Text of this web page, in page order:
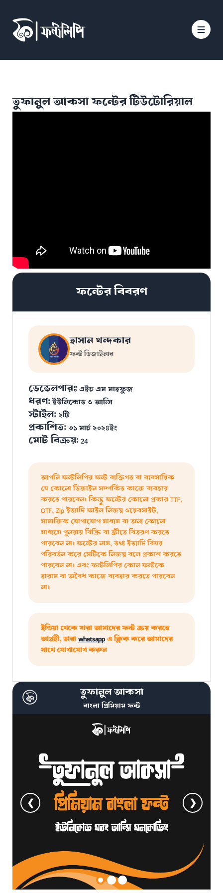
তুফানুল আকসা
বাংলা প্রিমিয়াম ফন্ট
❮ ❯
ফন্টের বিবরণ
হাসান খন্দকার
ফন্ট ডিজাইনার
ডেভেলপারঃ এইচ এম মাহফুজ
ধরণ:ইউনিকোড ও আন্সি
স্টাইল: ২টি
প্রকাশিত:৩১ মার্চ ২০২৪ইং
মোট বিক্রয়:24
আপনি ফন্টলিপির ফন্ট ব্যক্তিগত বা ব্যবসায়িক
যে কোনো ডিজাইন সম্পর্কিত কাজে ব্যবহার
করতে পারবেন। কিন্তু ফন্টের কোনো প্রকার TTF,
OTF, Zip ইত্যাদি ফাইল নিজস্ব ওয়েবসাইট,
সামাজিক যোগাযোগ মাধ্যম বা অন্য কোনো
মাধ্যমে পুনরায় বিক্রি বা ফ্রীতে বিতরণ করতে
পারবেন না। ফন্টের নাম, তথ্য ইত্যাদি বিষয়
পরিবর্তন করে সেটিকে নিজস্ব বলে প্রকাশ করতে
পারবেন না। এবং ফন্টলিপির কোন ফন্টকে
হারাম বা অবৈধ কাজে ব্যবহার করতে পারবেন
না।
ইন্ডিয়া থেকে যারা আমাদের ফন্ট ক্রয় করতে
আগ্রহী, তারাwhatsappএ ক্লিক করে আমাদের
সাথে যোগাযোগ করুন
তুফানুল আকসা ফন্টের টিউটোরিয়াল